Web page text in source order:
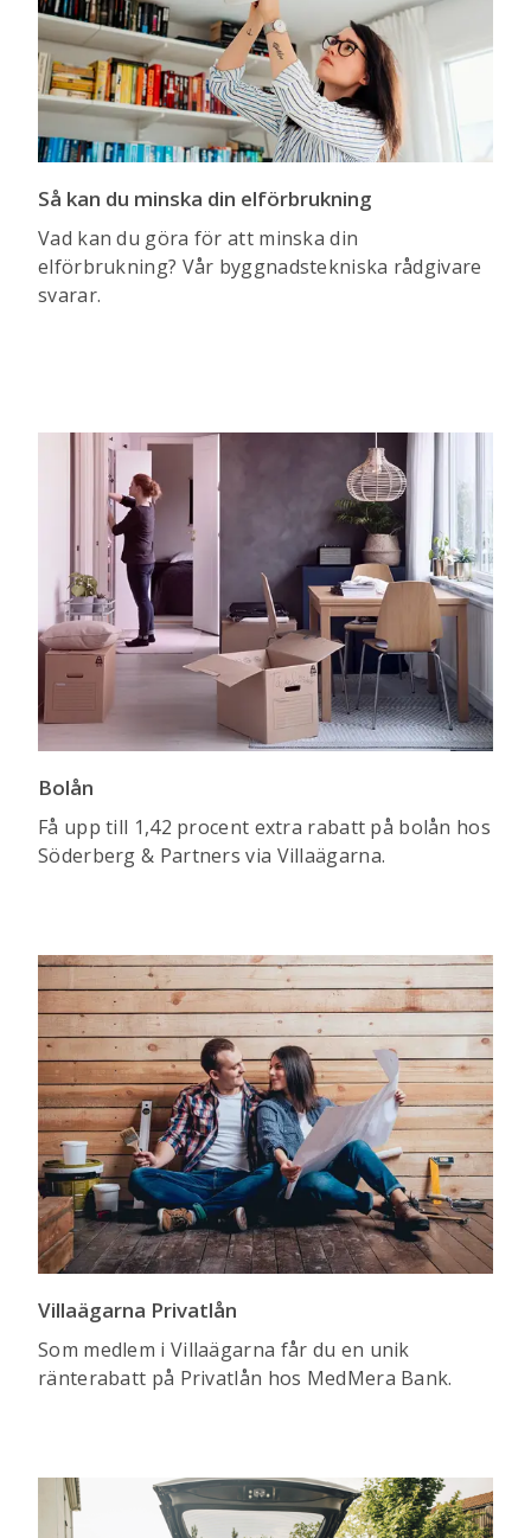
Så kan du minska din elförbrukning
Vad kan du göra för att minska din
elförbrukning? Vår byggnadstekniska rådgivare
svarar.
Bolån
Få upp till 1,42 procent extra rabatt på bolån hos
Söderberg & Partners via Villaägarna.
Villaägarna Privatlån
Som medlem i Villaägarna får du en unik
ränterabatt på Privatlån hos MedMera Bank.